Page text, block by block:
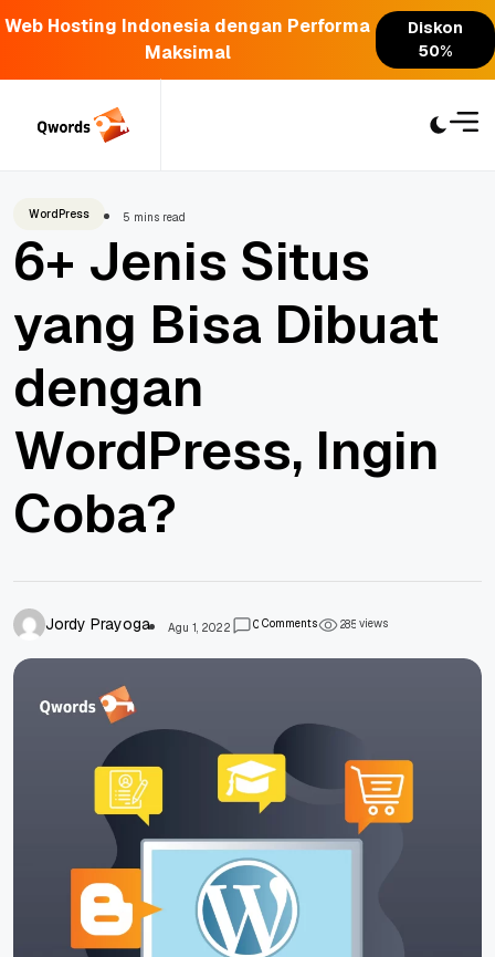
Web Hosting Indonesia dengan Performa
Maksimal
Diskon
50%
WordPress 5 mins read
6+ Jenis Situs
yang Bisa Dibuat
dengan
WordPress, Ingin
Coba?
Jordy Prayoga Agu 1, 2022 0Comments 285views